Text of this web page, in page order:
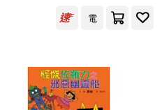
電